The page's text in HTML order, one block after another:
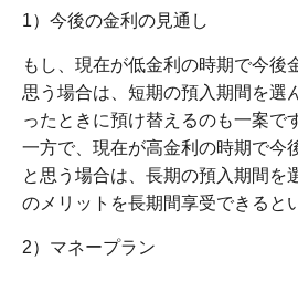
1）今後の金利の見通し
もし、現在が低金利の時期で今後
思う場合は、短期の預入期間を選
ったときに預け替えるのも一案で
一方で、現在が高金利の時期で今
と思う場合は、長期の預入期間を
のメリットを長期間享受できると
2）マネープラン